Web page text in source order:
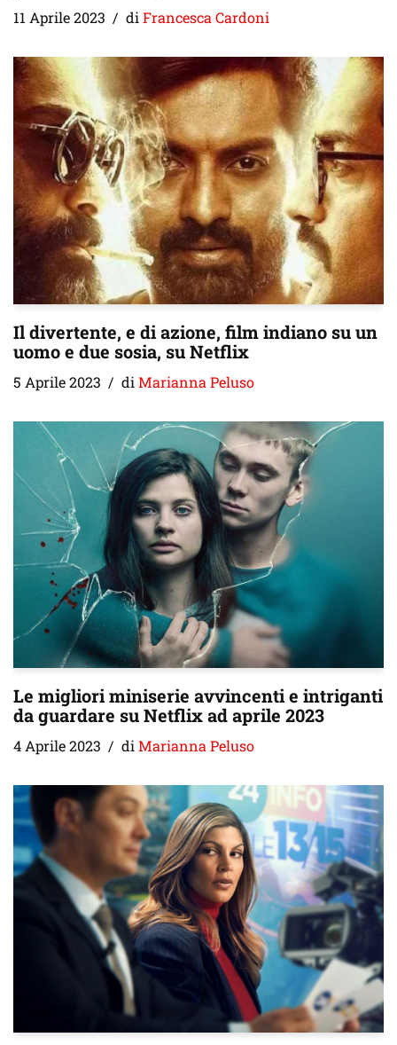
11 Aprile 2023 di Francesca Cardoni
Il divertente, e di azione, film indiano su un
uomo e due sosia, su Netflix
5 Aprile 2023 di Marianna Peluso
Le migliori miniserie avvincenti e intriganti
da guardare su Netflix ad aprile 2023
4 Aprile 2023 diMarianna Peluso